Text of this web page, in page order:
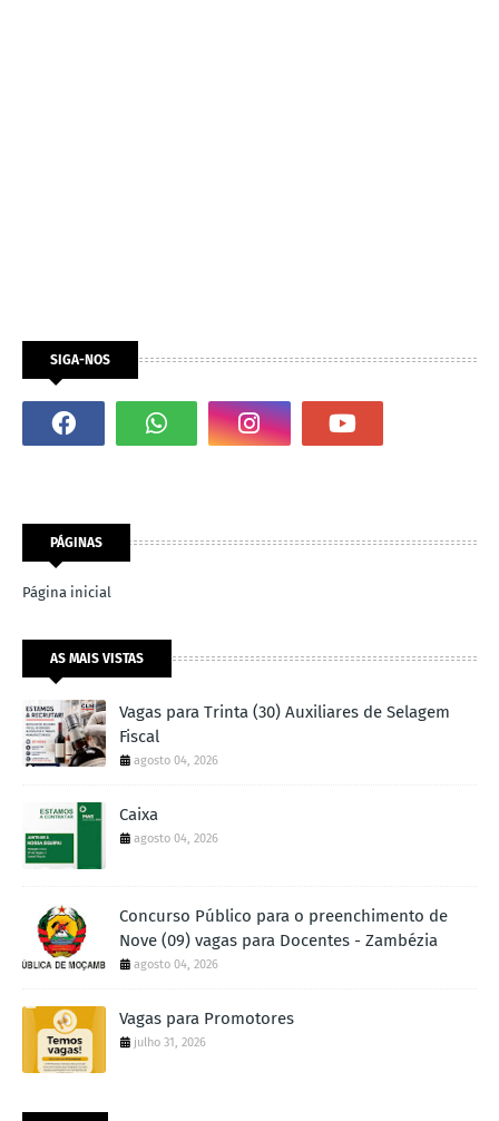
SIGA-NOS
PÁGINAS
Página inicial
AS MAIS VISTAS
Vagas para Trinta (30) Auxiliares de Selagem
Fiscal
agosto 04, 2026
Caixa
agosto 04, 2026
Concurso Público para o preenchimento de
Nove (09) vagas para Docentes - Zambézia
agosto 04, 2026
Vagas para Promotores
julho 31, 2026